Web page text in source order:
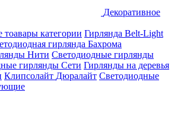
Декоративное
тоавары категории Гирлянда Belt-Light
гирлянда Бахрома
Нити Светодиодные гирлянды
гирлянды Сети Гирлянды на деревья
Клипсолайт Дюралайт Светодиодные